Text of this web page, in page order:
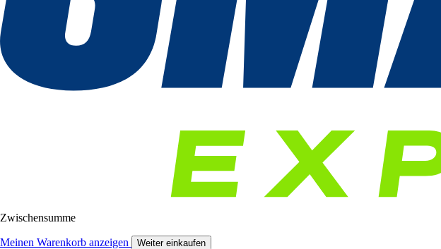
Zwischensumme
Meinen Warenkorb anzeigen Weiter einkaufen